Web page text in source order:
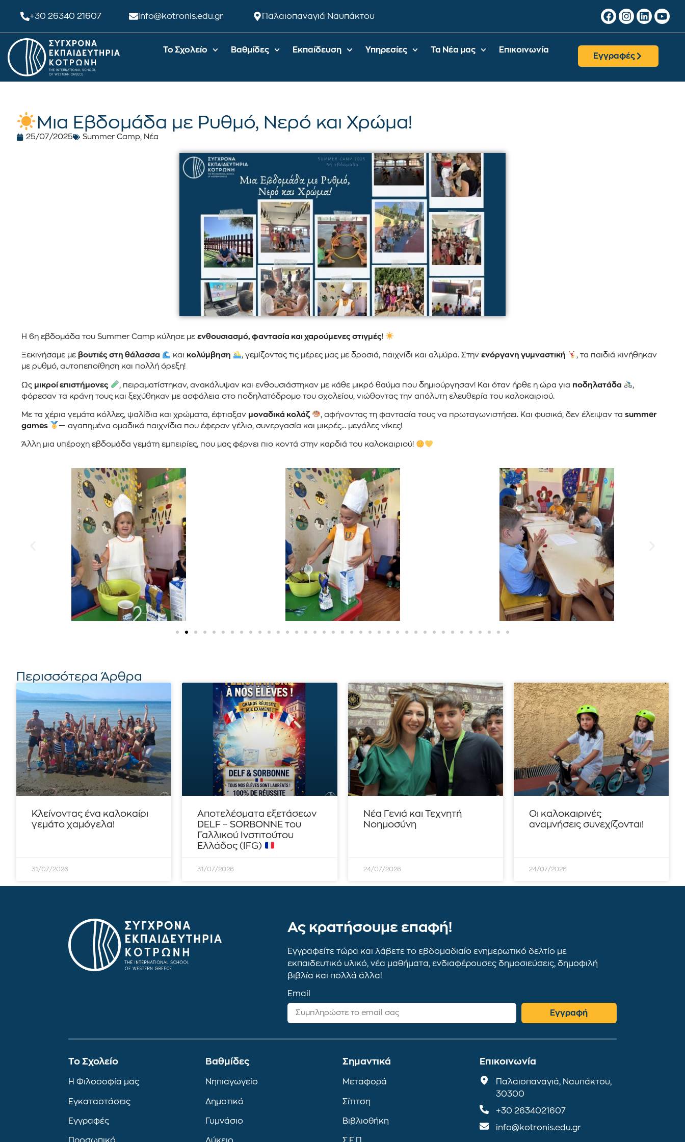
+30 26340 21607 info@kotronis.edu.gr Παλαιοπαναγιά Ναυπάκτου
Το Σχολείο Βαθμίδες Εκπαίδευση Υπηρεσίες Τα Νέα μας Επικοινωνία
Εγγραφές
Μια Εβδομάδα με Ρυθμό, Νερό και Χρώμα!
25/07/2025 Summer Camp, Νέα
Η 6η εβδομάδα του Summer Camp κύλησε με ενθουσιασμό, φαντασία και χαρούμενες στιγμές!
Ξεκινήσαμε με βουτιές στη θάλασσα και κολύμβηση , γεμίζοντας τις μέρες μας με δροσιά, παιχνίδι και αλμύρα. Στηνενόργανη γυμναστική
, τα παιδιά κινήθηκαν
με ρυθμό, αυτοπεποίθηση και πολλή όρεξη!
Ως μικροί επιστήμονες , πειραματίστηκαν, ανακάλυψαν και ενθουσιάστηκαν με κάθε μικρό θαύμα που δημιούργησαν! Και όταν ήρθε η ώρα για ποδηλατάδα
,
φόρεσαν τα κράνη τους και ξεχύθηκαν με ασφάλεια στο ποδηλατόδρομο του σχολείου, νιώθοντας την απόλυτη ελευθερία του καλοκαιριού.
Με τα χέρια γεμάτα κόλλες, ψαλίδια και χρώματα, έφτιαξαν μοναδικά κολάζ , αφήνοντας τη φαντασία τους να πρωταγωνιστήσει. Και φυσικά, δεν έλειψαν ταsummer
games
— αγαπημένα ομαδικά παιχνίδια που έφεραν γέλιο, συνεργασία και μικρές… μεγάλες νίκες!
Άλλη μια υπέροχη εβδομάδα γεμάτη εμπειρίες, που μας φέρνει πιο κοντά στην καρδιά του καλοκαιριού!
Περισσότερα Άρθρα
Κλείνοντας ένα καλοκαίρι
γεμάτο χαμόγελα!
31/07/2026
Αποτελέσματα εξετάσεων
DELF – SORBONNE του
Γαλλικού Ινστιτούτου
Ελλάδος (IFG)
31/07/2026
Νέα Γενιά και Τεχνητή
Νοημοσύνη
24/07/2026
Οι καλοκαιρινές
αναμνήσεις συνεχίζονται!
24/07/2026
Ας κρατήσουμε επαφή!
Εγγραφείτε τώρα και λάβετε το εβδομαδιαίο ενημερωτικό δελτίο με
εκπαιδευτικό υλικό, νέα μαθήματα, ενδιαφέρουσες δημοσιεύσεις, δημοφιλή
βιβλία και πολλά άλλα!
Email
Εγγραφή
To Σχολείο
Η Φιλοσοφία μας
Εγκαταστάσεις
Εγγραφές
Βαθμίδες
Νηπιαγωγείο
Δημοτικό
Γυμνάσιο
Σημαντικά
Μεταφορά
Σίτιτση
Βιβλιοθήκη
Επικοινωνία
Παλαιοπαναγιά, Ναυπάκτου,
30300
+30 2634021607
info@kotronis.edu.gr